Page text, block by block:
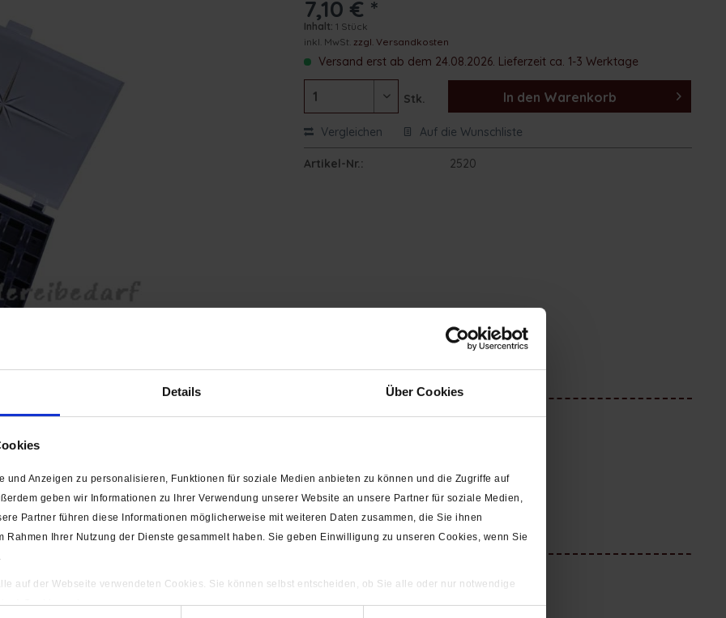
Details Über Cookies
und Anzeigen zu personalisieren, Funktionen für soziale Medien anbieten zu können und die Zugriffe auf
geben wir Informationen zu Ihrer Verwendung unserer Website an unsere Partner für soziale Medien,
Partner führen diese Informationen möglicherweise mit weiteren Daten zusammen, die Sie ihnen
Rahmen Ihrer Nutzung der Dienste gesammelt haben. Sie geben Einwilligung zu unseren Cookies, wenn Sie
auf der Webseite verwendeten Cookies. Sie können selbst entscheiden, ob Sie alle oder nur notwendige
Cookies zulassen.
7,10 € *
Inhalt:1 Stück
inkl. MwSt.zzgl. Versandkosten
Versand erst ab dem 24.08.2026. Lieferzeit ca. 1-3 Werktage
Stk. In den Warenkorb
Vergleichen Auf die Wunschliste
Artikel-Nr.: 2520
haben sich ebenfalls angesehen